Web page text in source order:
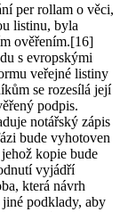
per rollam o věci,
listinu, byla
ověřením.[16]
s evropskými
veřejné listiny
se rozesílá její
podpis.
notářský zápis
bude vyhotoven
kopie bude
vyjádří
která návrh
podklady, aby